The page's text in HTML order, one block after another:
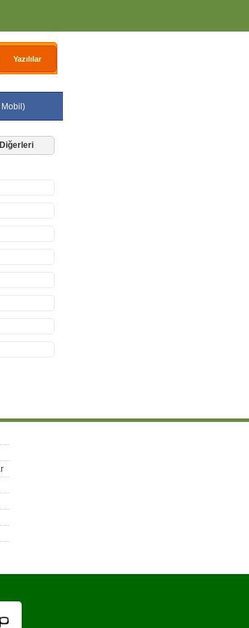
Yazılılar
Diğerleri